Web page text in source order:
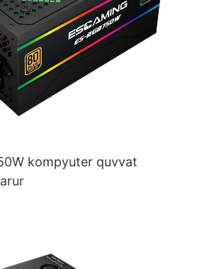
kompyuter quvvat